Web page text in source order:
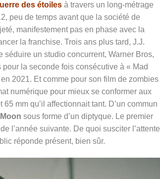
des étoiles à travers un long-métrage
peu de temps avant que la société de
manifestement pas en phase avec la
la franchise. Trois ans plus tard, J.J.
séduire un studio concurrent, Warner Bros,
la seconde fois consécutive à « Mad
en 2021. Et comme pour son film de zombies
numérique pour mieux se conformer aux
mm qu’il affectionnait tant. D’un commun
sous forme d’un diptyque. Le premier
l’année suivante. De quoi susciter l’attente
réponde présent, bien sûr.